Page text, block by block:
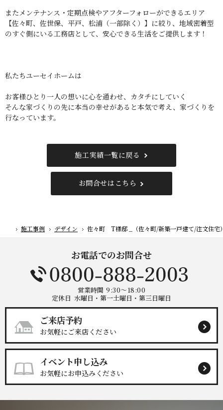
またメンテナンス・定期点検やアフターフォローができるエリア
【佐々町、佐世保、平戸、松浦（一部除く）】に絞り、地域密着型
のすぐ側にいる工務店として、安心できる生活をご提供します！
私たちユーセイホームは
お客様ひとり一人の想いに心を通わせ、カタチにしていく
そんな家づくりの先に本当の幸せがあると本気で考え、家づくりを
行なっています。
施工実績一覧に戻る
お問合せはこちら
ホーム
施工事例 デザイン 佐々町 T様邸 _（佐々町/新築一戸建て/注文住宅
お電話でのお問合せ
営業時間 9:30～18:00
定休日 水曜日・第一土曜日・第三日曜日
ご来店予約
お気軽にご来店ください
イベント申し込み
お気軽にお申込みください